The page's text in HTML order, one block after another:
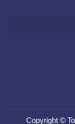
Copyright ©